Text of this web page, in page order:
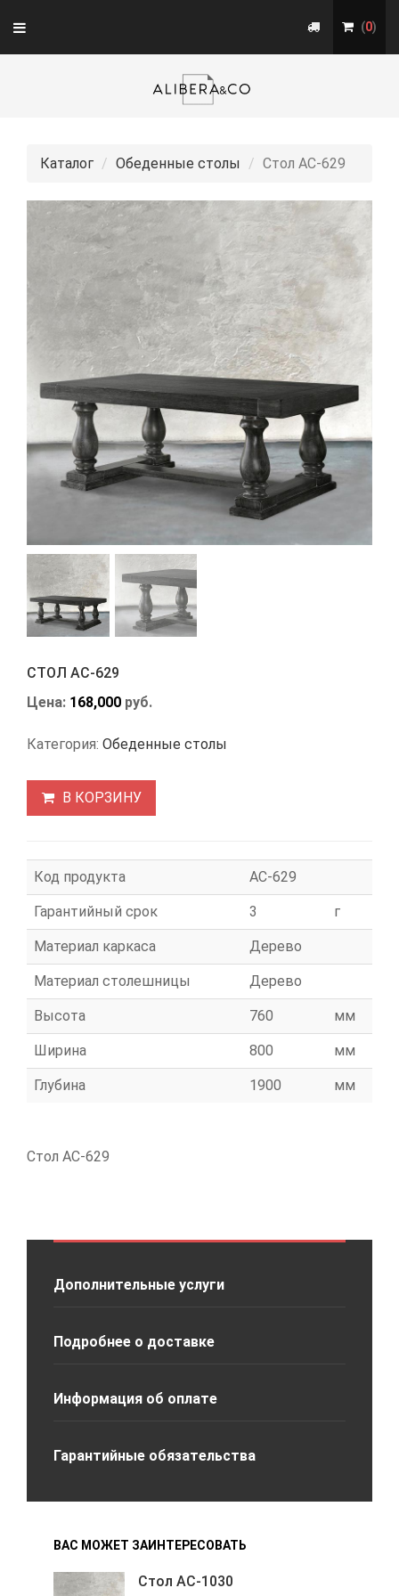
Toggle
navigation
(0)
Каталог Обеденные столы Стол АС-629
СТОЛ АС-629
Цена: 168,000 руб.
Категория: Обеденные столы
В КОРЗИНУ
Код продукта АС-629
Гарантийный срок 3 г
Материал каркаса Дерево
Материал столешницы Дерево
Высота 760 мм
Ширина 800 мм
Глубина 1900 мм
Стол АС-629
Дополнительные услуги
Подробнее о доставке
Информация об оплате
Гарантийные обязательства
ВАС МОЖЕТ ЗАИНТЕРЕСОВАТЬ
Стол АС-1030